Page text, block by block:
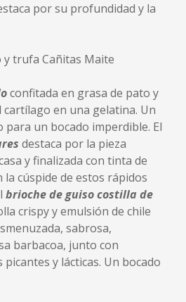
por su profundidad y la
confitada en grasa de pato y
en una gelatina. Un
un bocado imperdible. El
destaca por la pieza
y finalizada con tinta de
la cúspide de estos rápidos
brioche de guiso costilla de
crispy y emulsión de chile
sabrosa,
barbacoa, junto con
y lácticas. Un bocado